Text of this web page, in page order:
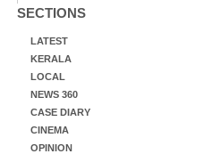
SECTIONS
LATEST
KERALA
LOCAL
NEWS 360
CASE DIARY
CINEMA
OPINION